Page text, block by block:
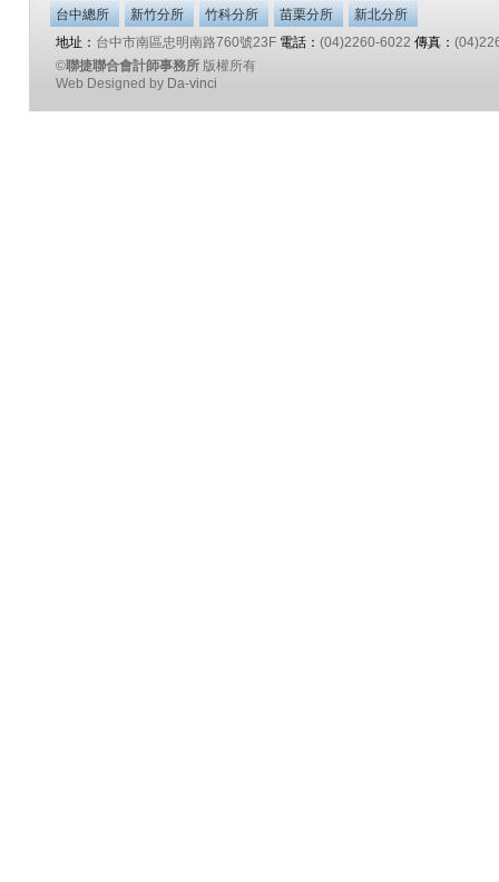
台中總所 新竹分所 竹科分所 苗栗分所
新北分所
地址： 台中市南區忠明南路760號23F 電話： (04)2260-6022 傳真：
©聯捷聯合會計師事務所 版權所有
Web Designed by Da-vinci